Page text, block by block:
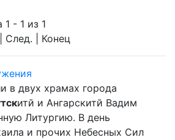
1 - 1 из 1
| След. | Конец
в двух храмах города
итй и Ангарскитй Вадим
Литургию. В день
и прочих Небесных Сил